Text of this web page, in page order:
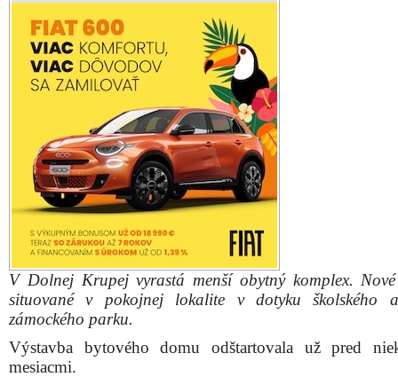
V Dolnej Krupej vyrastá menší obytný komplex.
situované v pokojnej lokalite v dotyku školského
zámockého parku.
Výstavba bytového domu odštartovala už pred
mesiacmi.